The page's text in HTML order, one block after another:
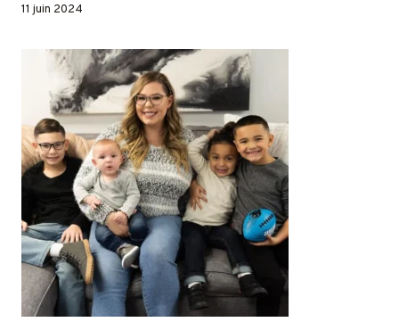
11 juin 2024